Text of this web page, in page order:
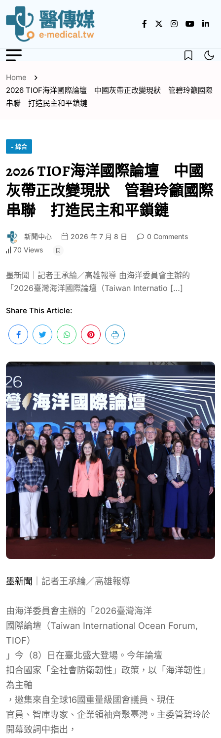
Home
2026 TIOF海洋國際論壇 中國灰帶正改變現狀 管碧玲籲國際
串聯 打造民主和平鎖鏈
- 綜合
2026 TIOF海洋國際論壇 中國
灰帶正改變現狀 管碧玲籲國際
串聯 打造民主和平鎖鏈
新聞中心 2026 年 7 月 8 日
0 Comments
70 Views
墨新聞｜記者王承綸／高雄報導 由海洋委員會主辦的
「2026臺灣海洋國際論壇（Taiwan Internatio […]
Share This Article:
墨新聞 ｜記者王承綸／高雄報導
由海洋委員會主辦的「2026臺灣海洋
國際論壇（Taiwan International Ocean Forum,
TIOF）
」 今（8）日在臺北盛大登場。今年論壇
扣合國家「全社會防衛韌性」政策，以「海洋韌性」
為主軸
，邀集來自全球16國重量級國會議員、 現任
官員、智庫專家、企業領袖齊聚臺灣 。 主委管碧玲於
開幕致詞中指出 ，